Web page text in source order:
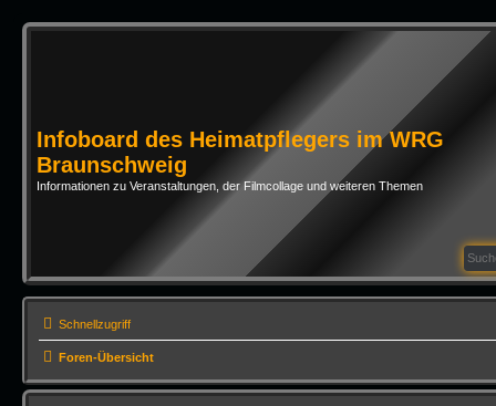
Infoboard des Heimatpflegers im WRG
Braunschweig
Informationen zu Veranstaltungen, der Filmcollage und weiteren Themen
Schnellzugriff
Foren-Übersicht